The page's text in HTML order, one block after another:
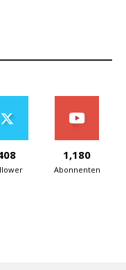
1,180
Abonnenten